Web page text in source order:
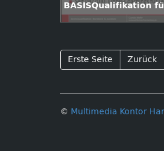
BASISQualifikation
Erste Seite Zurück
© Multimedia Kontor